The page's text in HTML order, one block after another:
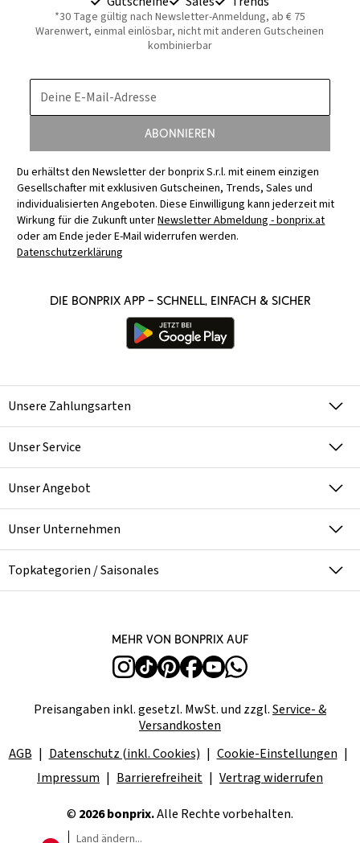
*30 Tage gültig nach Newsletter-Anmeldung, ab € 75
Warenwert, einmal einlösbar, nicht mit anderen Gutscheinen
kombinierbar
Deine E-Mail-Adresse
Abonnieren
Du erhältst den Newsletter der bonprix S.r.l. mit einem einzigen
Gesellschafter mit exklusiven Gutscheinen, Trends, Sales und
individualisierten Angeboten. Diese Einwilligung kann jederzeit mit
Wirkung für die Zukunft unterNewsletter Abmeldung - bonprix.at
oder am Ende jeder E-Mail widerrufen werden.
Datenschutzerklärung
Die bonprix App – schnell, einfach & sicher
Unsere Zahlungsarten
Unser Service
Unser Angebot
Unser Unternehmen
Topkategorien / Saisonales
Mehr von bonprix auf
Preisangaben inkl. gesetzl. MwSt. und zzgl.Service- &
Versandkosten
AGB
Datenschutz (inkl. Cookies)
Cookie-Einstellungen
Impressum
Barrierefreiheit Vertrag widerrufen
© 2026 bonprix.Alle Rechte vorbehalten.
Land ändern...